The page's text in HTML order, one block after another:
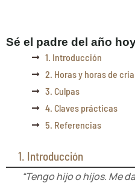
Sé el padre del año
1. Introducción
2. Horas y horas de
3. Culpas
4. Claves prácticas
5. Referencias
1. Introducción
“Tengo hijo o hijos. Me